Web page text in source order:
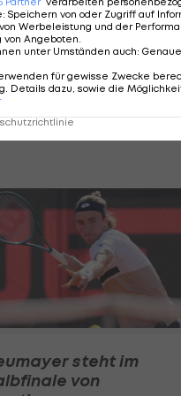
steht im
von
: Speichern von oder Zugriff auf
Werbeleistung und der
von Angeboten.
unter Umständen auch:
für gewisse Zwecke
Details dazu, sowie die